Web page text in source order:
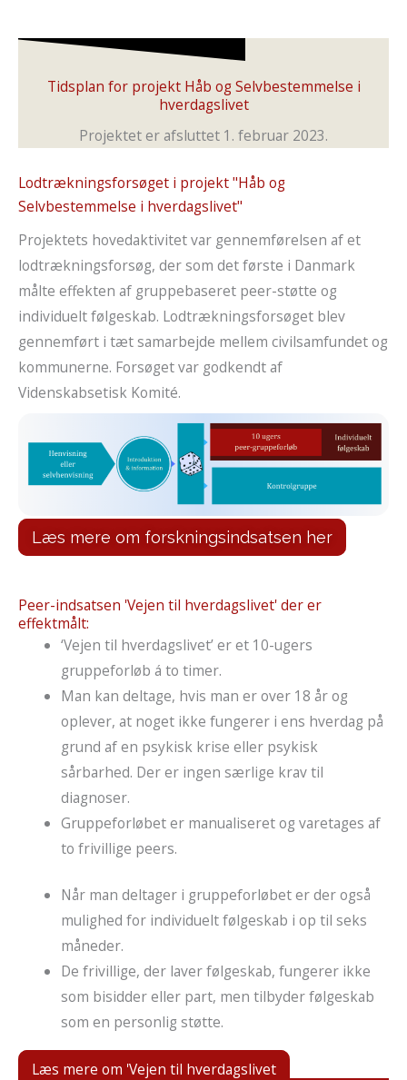
Tidsplan for projekt Håb og Selvbestemmelse i
hverdagslivet
Projektet er afsluttet 1. februar 2023.
Lodtrækningsforsøget i projekt "Håb og
Selvbestemmelse i hverdagslivet"
Projektets hovedaktivitet var gennemførelsen af et
lodtrækningsforsøg, der som det første i Danmark
målte effekten af gruppebaseret peer-støtte og
individuelt følgeskab. Lodtrækningsforsøget blev
gennemført i tæt samarbejde mellem civilsamfundet og
kommunerne. Forsøget var godkendt af
Videnskabsetisk Komité.
Læs mere om forskningsindsatsen her
Peer-indsatsen 'Vejen til hverdagslivet' der er
effektmålt:
‘Vejen til hverdagslivet’ er et 10-ugers
gruppeforløb á to timer.
Man kan deltage, hvis man er over 18 år og
oplever, at noget ikke fungerer i ens hverdag på
grund af en psykisk krise eller psykisk
sårbarhed. Der er ingen særlige krav til
diagnoser.
Gruppeforløbet er manualiseret og varetages af
to frivillige peers.
Når man deltager i gruppeforløbet er der også
mulighed for individuelt følgeskab i op til seks
måneder.
De frivillige, der laver følgeskab, fungerer ikke
som bisidder eller part, men tilbyder følgeskab
som en personlig støtte.
Læs mere om 'Vejen til hverdagslivet